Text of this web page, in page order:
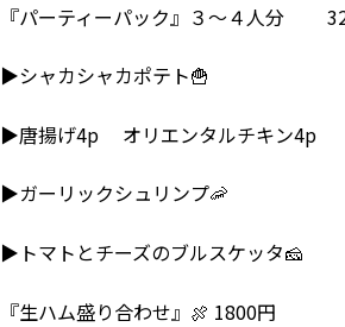
『パーティーパック』３～４人分
▶シャカシャカポテト🍟
▶唐揚げ4p オリエンタルチキン4p
▶ガーリックシュリンプ🦐
▶トマトとチーズのブルスケッタ🧀
『生ハム盛り合わせ』🍖 1800円